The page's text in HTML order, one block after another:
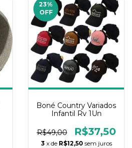
23%
OFF
Boné Country Variados
Infantil Rv 1Un
R$49,00 R$37,50
3 x de R$12,50 sem juros